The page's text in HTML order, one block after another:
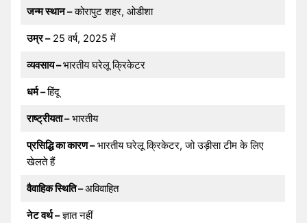
जन्म स्थान –कोरापुट शहर, ओडीशा
उम्र –25 वर्ष, 2025 में
व्यवसाय –भारतीय घरेलू क्रिकेटर
धर्म –हिंदू
राष्ट्रीयता –भारतीय
प्रसिद्धि का कारण –भारतीय घरेलू क्रिकेटर, जो उड़ीसा टीम के लिए
खेलते हैं
वैवाहिक स्थिति –अविवाहित
नेट वर्थ –ज्ञात नहीं